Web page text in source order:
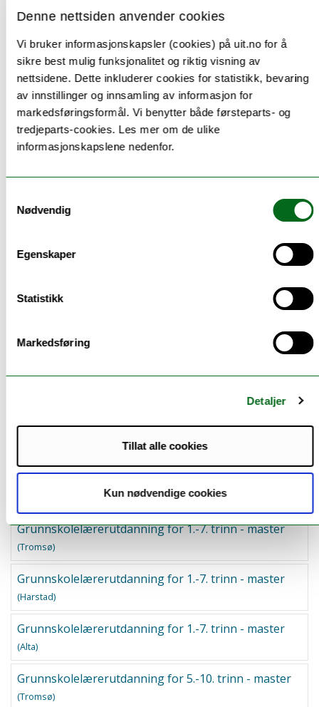
Denne nettsiden anvender cookies
Vi bruker informasjonskapsler (cookies) på uit.no for å
sikre best mulig funksjonalitet og riktig visning av
nettsidene. Dette inkluderer cookies for statistikk, bevaring
av innstillinger og innsamling av informasjon for
markedsføringsformål. Vi benytter både førsteparts- og
tredjeparts-cookies. Les mer om de ulike
informasjonskapslene nedenfor.
Nødvendig
Egenskaper
Statistikk
Markedsføring
Detaljer
Tillat alle cookies
Kun nødvendige cookies
underviser i videregående opplæring.
Grunnskolelærere kan også ha tittelen
adjunkt
Hvor kan jeg jobbe?
Som grunnskolelærer kan du jobbe i grunnskolen, det
vil si barne- og ungdomsskolen. Du er også kvalifisert
til å jobbe i voksenopplæringen.
Yrkesbeskrivelsen er basert på åpne data fra utdanning.no og er
Andre studiesider
Hele studier ved UiT
Nett- og samlingsbaserte utdanninger
Hva vil du bli?
Relevante utdanninger fra UiT:
Grunnskolelærerutdanning for 1.-7. trinn - master
(Tromsø)
Grunnskolelærerutdanning for 1.-7. trinn - master
(Harstad)
Grunnskolelærerutdanning for 1.-7. trinn - master
(Alta)
Grunnskolelærerutdanning for 5.-10. trinn - master
(Tromsø)